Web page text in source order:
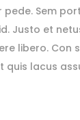
Sem
Justo et
libero. Con
quis lacus